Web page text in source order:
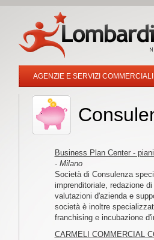
AGENZIE E SERVIZI COMMERCIALI
Business Plan Center -
- Milano
Società di Consulenza
imprenditoriale, redazione
valutazioni d'azienda e
società è inoltre
franchising e incubazione
CARMELI COMMERCIAL